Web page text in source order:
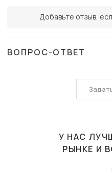
Добавьте отзыв,
ВОПРОС-ОТВЕТ
У НАС
РЫНКЕ И